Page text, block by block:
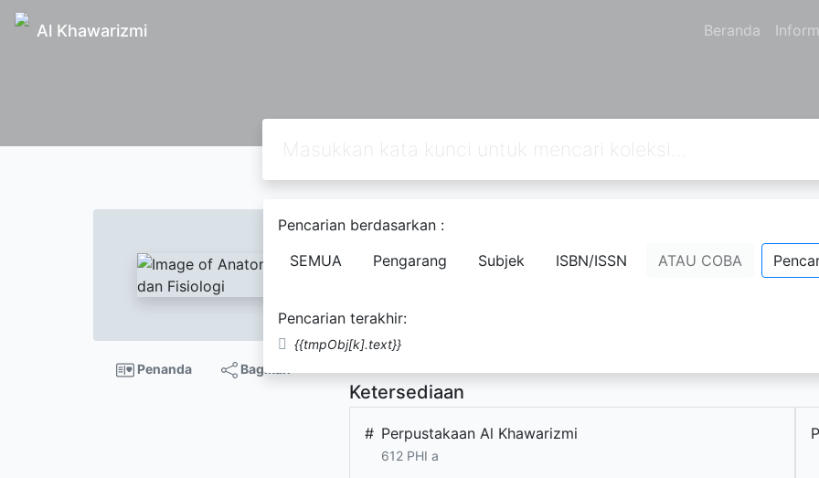
Al Khawarizmi Beranda
Pencarian berdasarkan :
SEMUA
Pengarang Subjek ISBN/ISSN ATAU COBA
Pencarian terakhir:
{{tmpObj[k].text}}
Penanda
Bagikan
Text
Anatomi dan Fisiologi
Ketersediaan
# Perpustakaan Al Khawarizmi
612 PHI a